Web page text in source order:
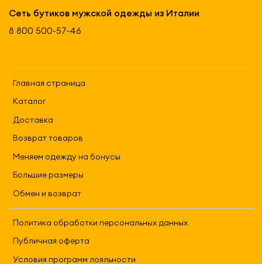
Главная страница
Каталог
Доставка
Возврат товаров
Меняем одежду на бонусы
Большие размеры
Обмен и возврат
Политика обработки персональных данных
Публичная оферта
Условия программ лояльности
Сеть бутиков мужской одежды из Италии
8 800 500-57-46